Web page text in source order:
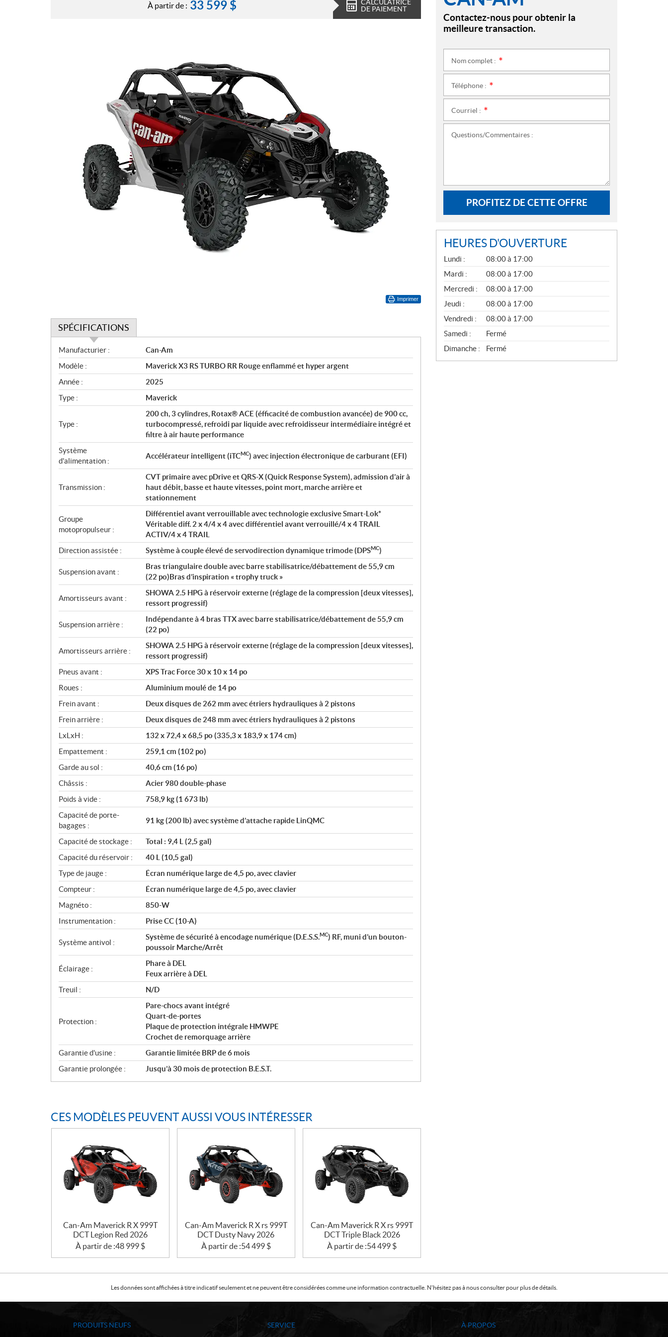
À partir de : 33 599 $
CALCULATRICE
DE PAIEMENT
Imprimer
SPÉCIFICATIONS
S
p
é
c
i
f
c
t
i
o
s
Manufacturier :
Can-Am
Modèle :
Maverick X3 RS TURBO RR Rouge enflammé et hyper argent
Année :
2025
Type :
Maverick
Type :
200 ch, 3 cylindres, Rotax® ACE (éfficacité de combustion avancée) de 900 cc,
turbocompressé, refroidi par liquide avec refroidisseur intermédiaire intégré et
filtre à air haute performance
Système
d'alimentation :
Accélérateur intelligent (iTCMC) avec injection électronique de carburant (EFI)
Transmission :
CVT primaire avec pDrive et QRS-X (Quick Response System), admission d’air à
haut débit, basse et haute vitesses, point mort, marche arrière et
stationnement
Groupe
motopropulseur :
Différentiel avant verrouillable avec technologie exclusive Smart-Lok*
Véritable diff. 2 x 4/4 x 4 avec différentiel avant verrouillé/4 x 4 TRAIL
ACTIV/4 x 4 TRAIL
Direction assistée :
Système à couple élevé de servodirection dynamique trimode (DPSMC)
Suspension avant :
Bras triangulaire double avec barre stabilisatrice/débattement de 55,9 cm
(22 po)Bras d’inspiration « trophy truck »
Amortisseurs avant :
SHOWA 2.5 HPG à réservoir externe (réglage de la compression [deux vitesses],
ressort progressif)
Suspension arrière :
Indépendante à 4 bras TTX avec barre stabilisatrice/débattement de 55,9 cm
(22 po)
Amortisseurs arrière :
SHOWA 2.5 HPG à réservoir externe (réglage de la compression [deux vitesses],
ressort progressif)
Pneus avant :
XPS Trac Force 30 x 10 x 14 po
Roues :
Aluminium moulé de 14 po
Frein avant :
Deux disques de 262 mm avec étriers hydrauliques à 2 pistons
Frein arrière :
Deux disques de 248 mm avec étriers hydrauliques à 2 pistons
LxLxH :
132 x 72,4 x 68,5 po (335,3 x 183,9 x 174 cm)
Empattement :
259,1 cm (102 po)
Garde au sol :
40,6 cm (16 po)
Châssis :
Acier 980 double-phase
Poids à vide :
758,9 kg (1 673 lb)
Capacité de porte-
bagages :
91 kg (200 lb) avec système d’attache rapide LinQMC
Capacité de stockage :
Total : 9,4 L (2,5 gal)
Capacité du réservoir :
40 L (10,5 gal)
Type de jauge :
Écran numérique large de 4,5 po, avec clavier
Compteur :
Écran numérique large de 4,5 po, avec clavier
Magnéto :
850-W
Instrumentation :
Prise CC (10-A)
Système antivol :
Système de sécurité à encodage numérique (D.E.S.S.MC) RF, muni d’un bouton-
poussoir Marche/Arrêt
Éclairage :
Phare à DEL
Feux arrière à DEL
Treuil :
N/D
Protection :
Pare-chocs avant intégré
Quart-de-portes
Plaque de protection intégrale HMWPE
Crochet de remorquage arrière
Garantie d'usine :
Garantie limitée BRP de 6 mois
Garantie prolongée :
Jusqu’à 30 mois de protection B.E.S.T.
CES MODÈLES PEUVENT AUSSI VOUS INTÉRESSER
Can-Am Maverick R X 999T
DCT Legion Red 2026
À partir de :48 999 $
Can-Am Maverick R X rs 999T
DCT Dusty Navy 2026
À partir de :54 499 $
Can-Am Maverick R X rs 999T
DCT Triple Black 2026
À partir de :54 499 $
Contactez-nous pour obtenir la
meilleure transaction.
Nom complet :
Téléphone :
Courriel :
Questions/Commentaires :
PROFITEZ DE CETTE OFFRE
HEURES D'OUVERTURE
G
É
N
É
R
A
L
Lundi :
08:00 à 17:00
Mardi :
08:00 à 17:00
Mercredi :
08:00 à 17:00
Jeudi :
08:00 à 17:00
Vendredi :
08:00 à 17:00
Samedi :
Fermé
Dimanche :
Fermé
Les données sont affichées à titre indicatif seulement et ne peuvent être considérées comme une information contractuelle. N'hésitez pas à nous consulter pour plus de détails.
PRODUITS NEUFS SERVICE À PROPOS